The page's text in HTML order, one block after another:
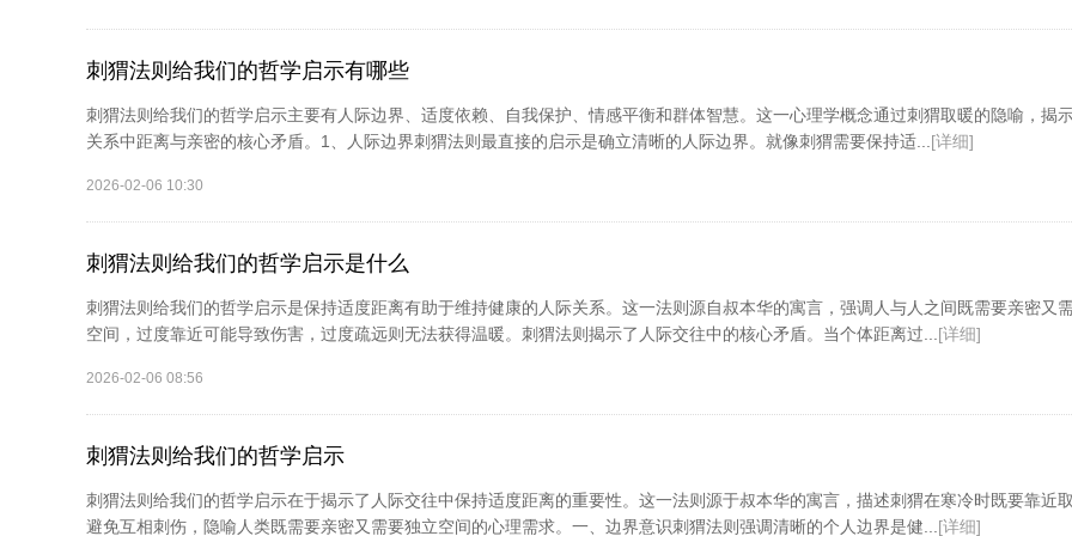
刺猬法则给我们的哲学启示有哪些
刺猬法则给我们的哲学启示主要有人际边界、适度依赖、自我保护、情感平衡和群体智慧。这一心理学概念通过刺猬取暖的隐喻，揭
关系中距离与亲密的核心矛盾。1、人际边界刺猬法则最直接的启示是确立清晰的人际边界。就像刺猬需要保持适... [详细]
2026-02-06 10:30
刺猬法则给我们的哲学启示是什么
刺猬法则给我们的哲学启示是保持适度距离有助于维持健康的人际关系。这一法则源自叔本华的寓言，强调人与人之间既需要亲密又
空间，过度靠近可能导致伤害，过度疏远则无法获得温暖。刺猬法则揭示了人际交往中的核心矛盾。当个体距离过... [详细]
2026-02-06 08:56
刺猬法则给我们的哲学启示
刺猬法则给我们的哲学启示在于揭示了人际交往中保持适度距离的重要性。这一法则源于叔本华的寓言，描述刺猬在寒冷时既要靠近
避免互相刺伤，隐喻人类既需要亲密又需要独立空间的心理需求。一、边界意识刺猬法则强调清晰的个人边界是健... [详细]